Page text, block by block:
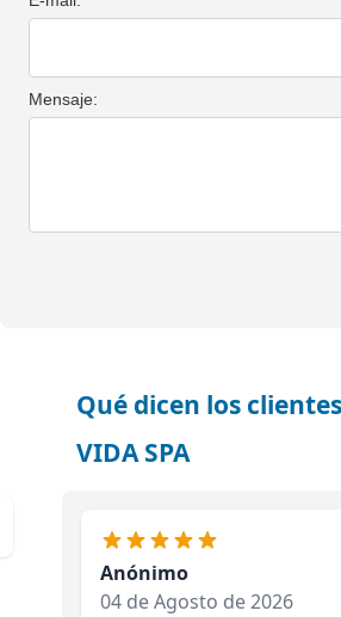
Mensaje:
Qué dicen los clientes
VIDA SPA
Anónimo
04 de Agosto de 2026